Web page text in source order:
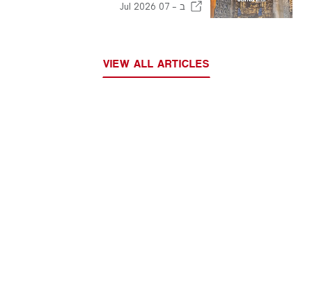
ב - 07 Jul 2026
VIEW ALL ARTICLES